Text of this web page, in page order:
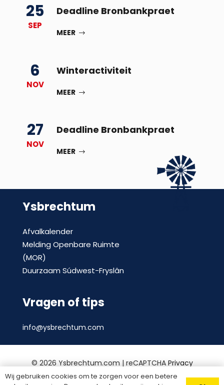
25
SEP
Deadline Bronbankpraet
MEER
6
NOV
Winteractiviteit
MEER
27
NOV
Deadline Bronbankpraet
MEER
Ysbrechtum
Afvalkalender
Melding Openbare Ruimte
(MOR)
Duurzaam Súdwest-Fryslân
Vragen of tips
info@ysbrechtum.com
© 2026 Ysbrechtum.com | reCAPTCHA Privacy
Policyenvoorwaarden|Privacy statement |
Wij gebruiken cookies om te zorgen voor een betere